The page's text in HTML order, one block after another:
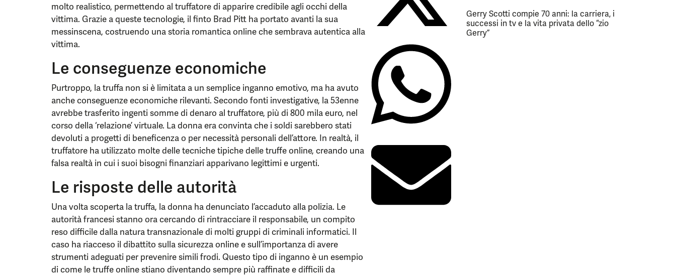
molto realistico, permettendo al truffatore di apparire credibile agli occhi della
vittima. Grazie a queste tecnologie, il finto Brad Pitt ha portato avanti la sua
messinscena, costruendo una storia romantica online che sembrava autentica alla
vittima.
Le conseguenze economiche
Purtroppo, la truffa non si è limitata a un semplice inganno emotivo, ma ha avuto
anche conseguenze economiche rilevanti. Secondo fonti investigative, la 53enne
avrebbe trasferito ingenti somme di denaro al truffatore, più di 800 mila euro, nel
corso della ‘relazione’ virtuale. La donna era convinta che i soldi sarebbero stati
devoluti a progetti di beneficenza o per necessità personali dell’attore. In realtà, il
truffatore ha utilizzato molte delle tecniche tipiche delle truffe online, creando una
falsa realtà in cui i suoi bisogni finanziari apparivano legittimi e urgenti.
Le risposte delle autorità
Una volta scoperta la truffa, la donna ha denunciato l’accaduto alla polizia. Le
autorità francesi stanno ora cercando di rintracciare il responsabile, un compito
reso difficile dalla natura transnazionale di molti gruppi di criminali informatici. Il
caso ha riacceso il dibattito sulla sicurezza online e sull’importanza di avere
strumenti adeguati per prevenire simili frodi. Questo tipo di inganno è un esempio
di come le truffe online stiano diventando sempre più raffinate e difficili da
Gerry Scotti compie 70 anni: la carriera, i
successi in tv e la vita privata dello “zio
Gerry”